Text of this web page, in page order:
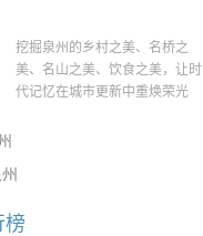
挖掘泉州的乡村之美、名桥之
美、名山之美、饮食之美，让时
代记忆在城市更新中重焕荣光
榜